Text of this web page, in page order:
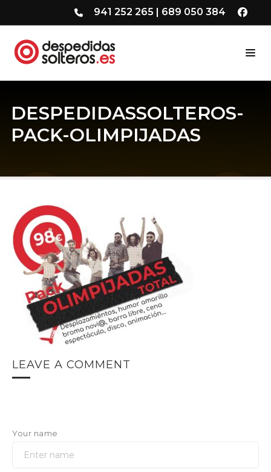
941 252 265 | 689 050 384
DESPEDIDASSOLTEROS-
PACK-OLIMPIJADAS
LEAVE A COMMENT
Your name